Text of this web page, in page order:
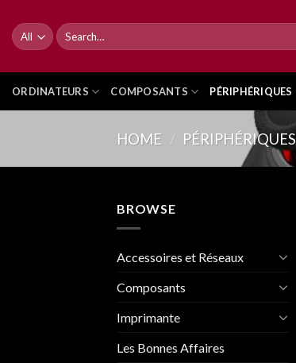
content
Search
for:
ORDINATEURS COMPOSANTS PÉRIPHÉRIQUES
HOME / PÉRIPHÉRIQUES
BROWSE
Accessoires et Réseaux
Composants
Imprimante
Les Bonnes Affaires